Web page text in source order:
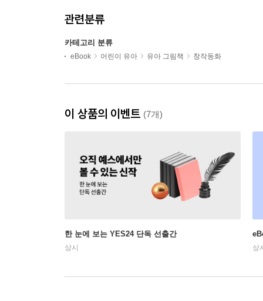
관련분류
카테고리 분류
eBook 어린이 유아 유아 그림책 창작동화
이 상품의 이벤트 (7개)
한 눈에 보는 YES24 단독 선출간
상시 상